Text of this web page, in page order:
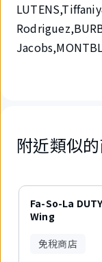
附近類似
Fa-So-La
Wing
免稅商店